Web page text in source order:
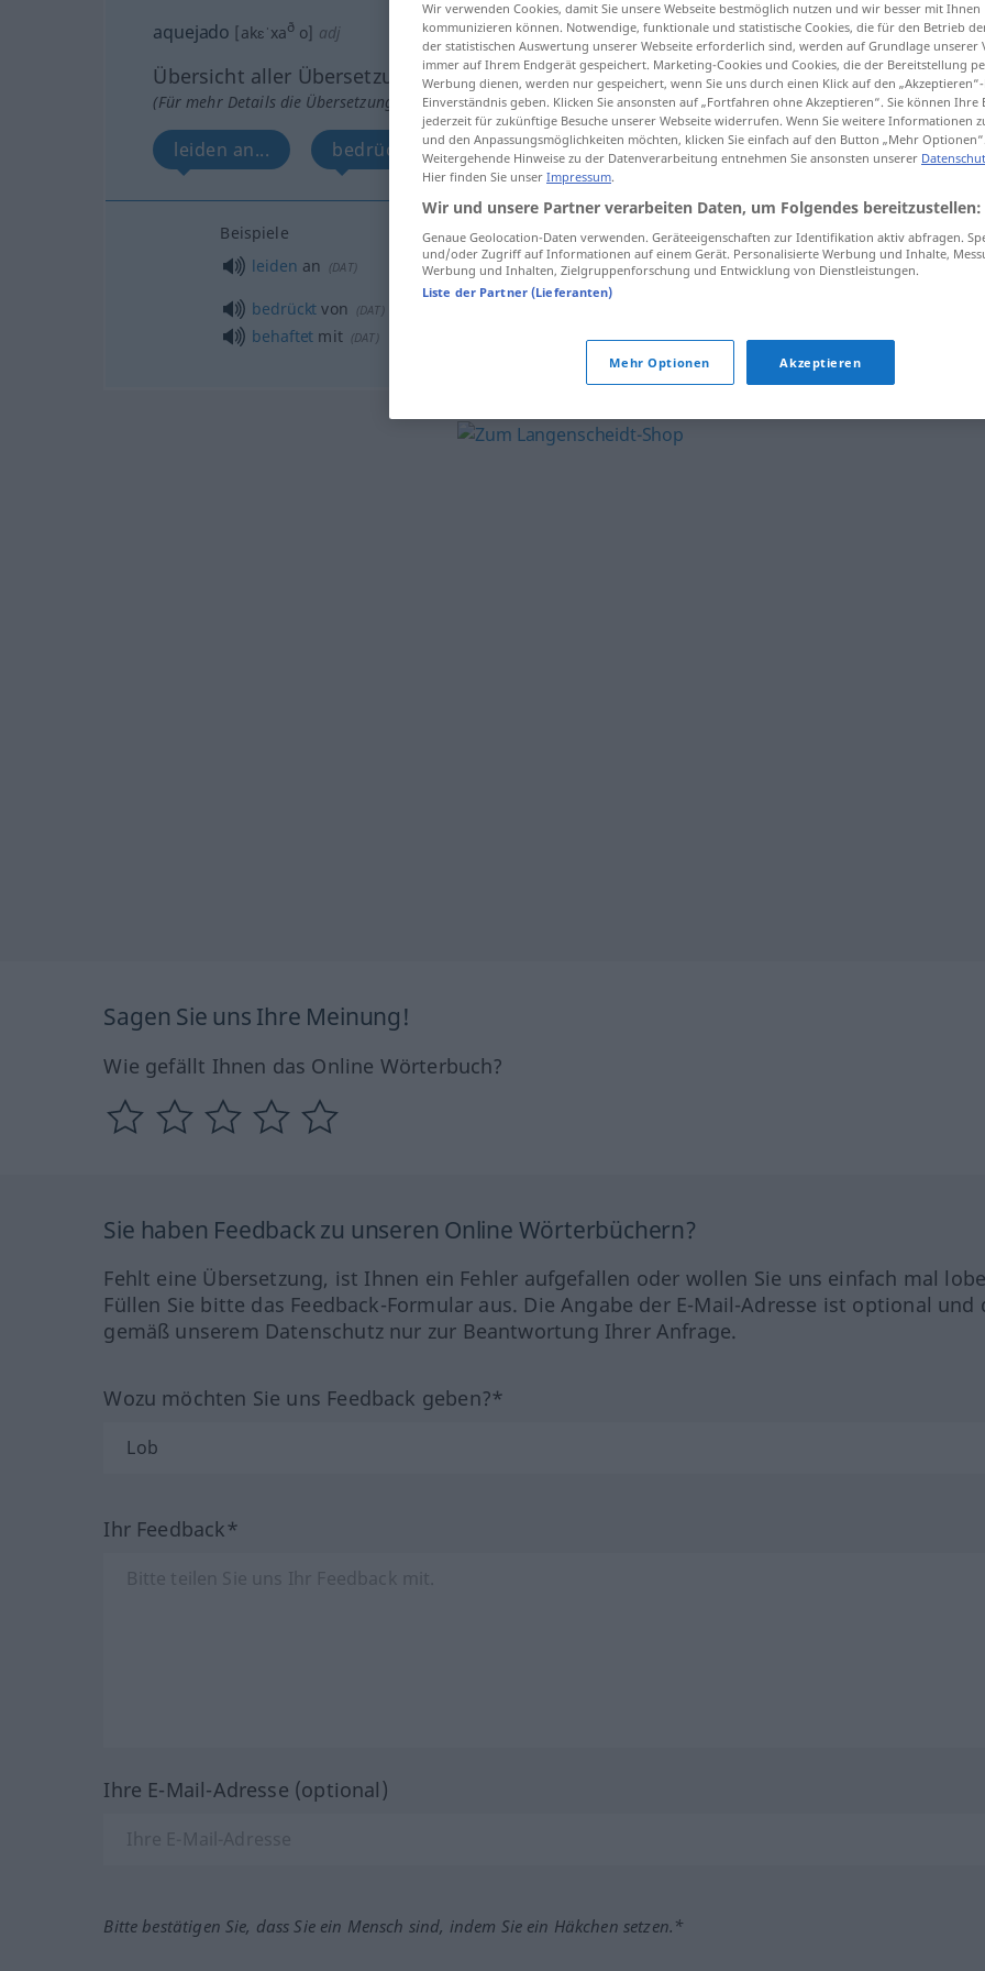
aquejado [akɛˈxað o] adj
Übersicht aller Übersetzungen
(Für mehr Details die Übersetzung anklicken/antippen)
leiden an... bedrückt von...
Beispiele
leiden an (DAT) estaraquejado de MED
bedrückt von (DAT)
behaftet mit (DAT)
Sagen Sie uns Ihre Meinung!
Wie gefällt Ihnen das Online Wörterbuch?
Sie haben Feedback zu unseren Online Wörterbüchern?
Fehlt eine Übersetzung, ist Ihnen ein Fehler aufgefallen oder wollen Sie uns einfach mal
Füllen Sie bitte das Feedback-Formular aus. Die Angabe der E-Mail-Adresse ist optional und
gemäß unserem Datenschutz nur zur Beantwortung Ihrer Anfrage.
Wozu möchten Sie uns Feedback geben?*
Ihr Feedback*
Ihre E-Mail-Adresse (optional)
Bitte bestätigen Sie, dass Sie ein Mensch sind, indem Sie ein Häkchen setzen.*
Wir verwenden Cookies, damit Sie unsere Webseite bestmöglich nutzen und wir besser mit Ihnen
kommunizieren können. Notwendige, funktionale und statistische Cookies, die für den Betrieb
der statistischen Auswertung unserer Webseite erforderlich sind, werden auf Grundlage unserer
immer auf Ihrem Endgerät gespeichert. Marketing-Cookies und Cookies, die der Bereitstellung
Werbung dienen, werden nur gespeichert, wenn Sie uns durch einen Klick auf den
Einverständnis geben. Klicken Sie ansonsten auf „Fortfahren ohne Akzeptieren“. Sie können Ihre
jederzeit für zukünftige Besuche unserer Webseite widerrufen. Wenn Sie weitere Informationen
und den Anpassungsmöglichkeiten möchten, klicken Sie einfach auf den Button „Mehr Optionen“.
Weitergehende Hinweise zu der Datenverarbeitung entnehmen Sie ansonsten unserer
Hier finden Sie unser Impressum.
Wir und unsere Partner verarbeiten Daten, um Folgendes bereitzustellen:
Genaue Geolocation-Daten verwenden. Geräteeigenschaften zur Identifikation aktiv abfragen.
und/oder Zugriff auf Informationen auf einem Gerät. Personalisierte Werbung und Inhalte,
Werbung und Inhalten, Zielgruppenforschung und Entwicklung von Dienstleistungen.
Liste der Partner (Lieferanten)
Mehr Optionen Akzeptieren